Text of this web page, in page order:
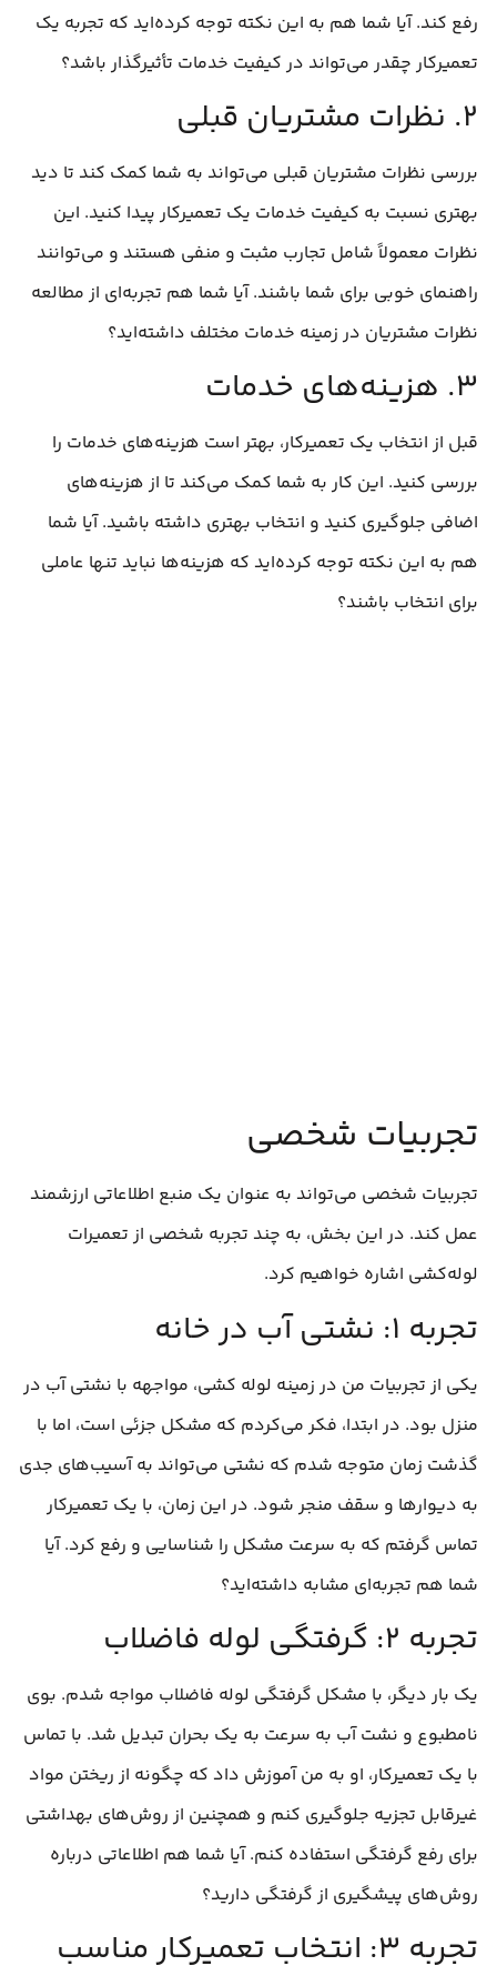
رفع کند. آیا شما هم به این نکته توجه کرده‌اید که تجربه یک
تعمیرکار چقدر می‌تواند در کیفیت خدمات تأثیرگذار باشد؟
۲. نظرات مشتریان قبلی
بررسی نظرات مشتریان قبلی می‌تواند به شما کمک کند تا دید
بهتری نسبت به کیفیت خدمات یک تعمیرکار پیدا کنید. این
نظرات معمولاً شامل تجارب مثبت و منفی هستند و می‌توانند
راهنمای خوبی برای شما باشند. آیا شما هم تجربه‌ای از مطالعه
نظرات مشتریان در زمینه خدمات مختلف داشته‌اید؟
۳. هزینه‌های خدمات
قبل از انتخاب یک تعمیرکار، بهتر است هزینه‌های خدمات را
بررسی کنید. این کار به شما کمک می‌کند تا از هزینه‌های
اضافی جلوگیری کنید و انتخاب بهتری داشته باشید. آیا شما
هم به این نکته توجه کرده‌اید که هزینه‌ها نباید تنها عاملی
برای انتخاب باشند؟
تجربیات شخصی
تجربیات شخصی می‌تواند به عنوان یک منبع اطلاعاتی ارزشمند
عمل کند. در این بخش، به چند تجربه شخصی از تعمیرات
لوله‌کشی اشاره خواهیم کرد.
تجربه ۱: نشتی آب در خانه
یکی از تجربیات من در زمینه لوله‌ کشی، مواجهه با نشتی آب در
منزل بود. در ابتدا، فکر می‌کردم که مشکل جزئی است، اما با
گذشت زمان متوجه شدم که نشتی می‌تواند به آسیب‌های جدی
به دیوارها و سقف منجر شود. در این زمان، با یک تعمیرکار
تماس گرفتم که به سرعت مشکل را شناسایی و رفع کرد. آیا
شما هم تجربه‌ای مشابه داشته‌اید؟
تجربه ۲: گرفتگی لوله فاضلاب
یک بار دیگر، با مشکل گرفتگی لوله فاضلاب مواجه شدم. بوی
نامطبوع و نشت آب به سرعت به یک بحران تبدیل شد. با تماس
با یک تعمیرکار، او به من آموزش داد که چگونه از ریختن مواد
غیرقابل تجزیه جلوگیری کنم و همچنین از روش‌های بهداشتی
برای رفع گرفتگی استفاده کنم. آیا شما هم اطلاعاتی درباره
روش‌های پیشگیری از گرفتگی دارید؟
تجربه ۳: انتخاب تعمیرکار مناسب